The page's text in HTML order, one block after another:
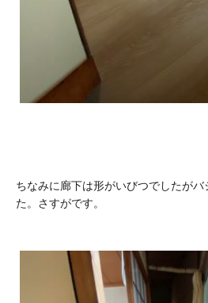
ちなみに廊下は形がいびつでしたが
た。さすがです。